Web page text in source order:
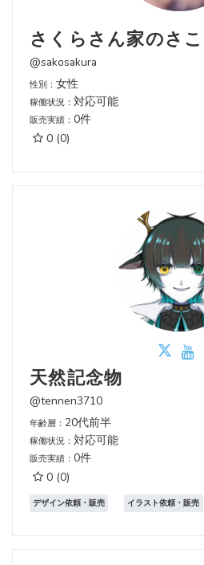
さくらさん家のさ
@sakosakura
性別： 女性
稼働状況： 対応可能
販売実績： 0件
0 (0)
天然記念物
@tennen3710
年齢層： 20代前半
稼働状況： 対応可能
販売実績： 0件
0 (0)
デザイン依頼・販売 イラスト依頼・販売